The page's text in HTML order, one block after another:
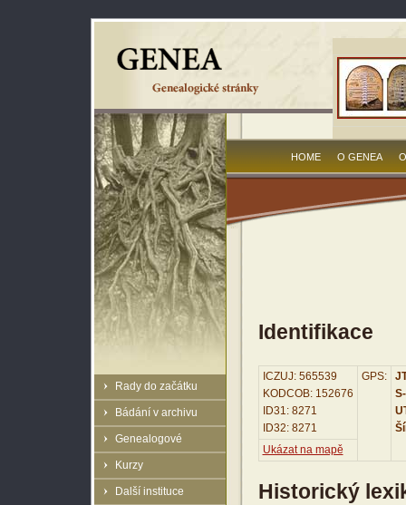
Rady do začátku
Bádání v archivu
Genealogové
Kurzy
Další instituce
HOME O GENEA
Identifikace
ICZUJ: 565539
KODCOB: 152676
ID31: 8271
ID32: 8271
GPS:
Ukázat na mapě
Historický